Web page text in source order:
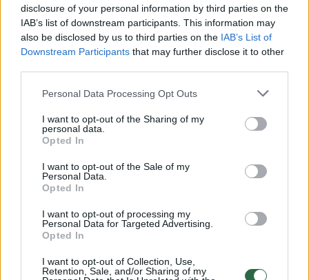
disclosure of your personal information by third parties on the
IAB’s list of downstream participants. This information may
also be disclosed by us to third parties on the IAB’s List of
Downstream Participants that may further disclose it to other
Personal Data Processing Opt Outs
I want to opt-out of the Sharing of my
personal data.
Opted In
I want to opt-out of the Sale of my
Personal Data.
Opted In
I want to opt-out of processing my
Personal Data for Targeted Advertising.
Opted In
I want to opt-out of Collection, Use,
Retention, Sale, and/or Sharing of my
Žiūrimiausi įrašai
32 laipsnių šilumos
Žinios | Orai
V. Zalužno pasisakymą laiko bandymu įsitvirtinti
Laidos | Nauja diena